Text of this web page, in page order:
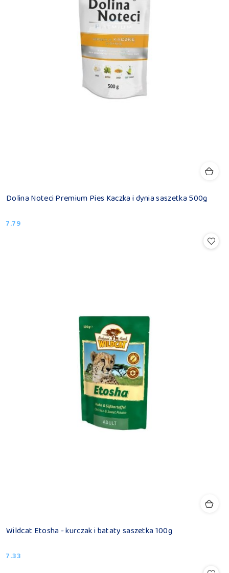
Dolina Noteci Premium Pies Kaczka i dynia saszetka 500g
Cena:
7.79
Wildcat Etosha - kurczak i bataty saszetka 100g
Cena:
7.33